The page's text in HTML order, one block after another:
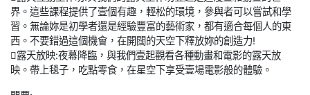
界。這些課程提供了壹個有趣，輕松的環境，參與者可以嘗試和學
習。無論妳是初學者還是經驗豐富的藝術家，都有適合每個人的東
西。不要錯過這個機會，在開闊的天空下釋放妳的創造力!
露天放映:夜幕降臨，與我們壹起觀看各種動畫和電影的露天放
映。帶上毯子，吃點零食，在星空下享受壹場電影般的體驗。